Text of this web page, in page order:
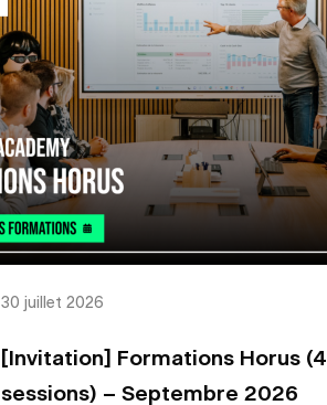
[Invitation] Formations Horus (4
sessions) – Septembre 2026
30 juillet 2026